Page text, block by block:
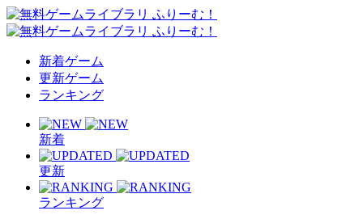
新着ゲーム
更新ゲーム
ランキング
新着
更新
ランキング